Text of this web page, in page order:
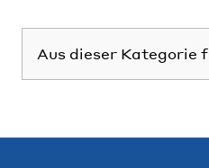
Aus dieser Kategorie